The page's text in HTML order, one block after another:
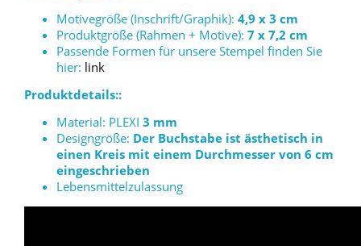
Motivegröße (Inschrift/Graphik): 4,9 x 3 cm
Produktgröße (Rahmen + Motive): 7 x 7,2 cm
Passende Formen für unsere Stempel finden Sie
hier: link
Produktdetails::
Material: PLEXI 3 mm
Designgröße: Der Buchstabe ist ästhetisch in
einen Kreis mit einem Durchmesser von 6 cm
eingeschrieben
Lebensmittelzulassung